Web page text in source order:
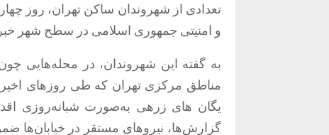
و امنیتی جمهوری اسلامی در سطح شهر خبر
به گفته این شهروندان، در محله‌هایی
مناطق مرکزی تهران که طی روزهای اخیر
یگان های زرهی به‌صورت شبانه‌روزی
گزارش‌ها، نیروهای مستقر در خیابان‌ها